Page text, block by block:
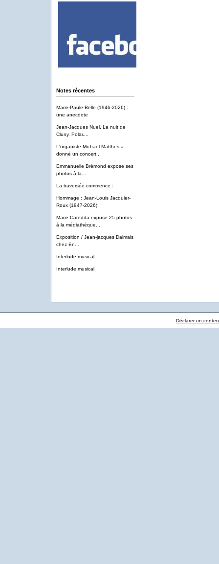
Notes récentes
Marie-Paule Belle (1946-2026) :
une anecdote
Jean-Jacques Nuel, La nuit de
Cluny. Polar....
L'organiste Michaël Matthes a
donné un concert...
Emmanuelle Brémond expose ses
photos à la...
La traversée commence :
Hommage : Jean-Louis Jacquier-
Roux (1947-2026)
Marie Caredda expose 25 photos
à la médiathèque...
Exposition / Jean-jacques Dalmais
chez En...
Interlude musical
Interlude musical
Déclarer un